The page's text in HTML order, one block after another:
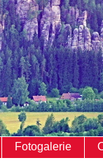
Fotogalerie